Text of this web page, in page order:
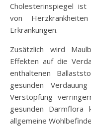
Cholesterinspiegel
von
Erkrankungen.
Zusätzlich wird
Effekten auf die
enthaltenen
gesunden
Verstopfung
gesunden Darmflora
allgemeine